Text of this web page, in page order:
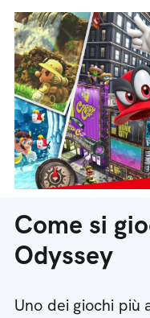
Come si
Odyssey
Uno dei giochi